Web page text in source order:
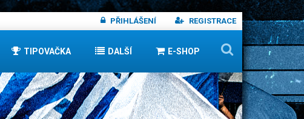
PŘIHLÁŠENÍ REGISTRACE
TIPOVAČKA DALŠÍ E-SHOP